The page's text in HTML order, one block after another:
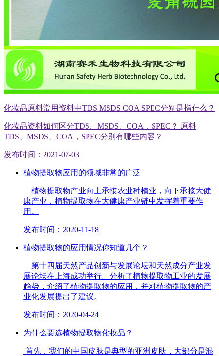
化妆品原料常用资料中TDS MSDS COA SPEC分别是指什么？
化妆品资料如何区分TDS、MSDS、COA，SPEC？ 原料
TDS、MSDS、COA，SPEC分别有哪些内容？
发布时间：2021-07-03
植物提取物应用的领域非常的广泛
植物提取物产业向上承接农业种植业，向下承接大健
康产业，植物提取物在大健康产业链中发挥着重要作
用。
发布时间：2020-11-18
植物提取物的应用情况你知道几个？
第十四届天然产品创新与发展论坛和天然成分产业发
展论坛在上海成功举行。分析了植物提取物工业的发展
趋势，介绍了植物提取物的应用，并对植物提取物的产
业化发展提出了建议。
发布时间：2020-04-24
为什么要选植物提取物化妆品？
首先，我们的中国皮肤是典型的亚洲皮肤，大部分是混